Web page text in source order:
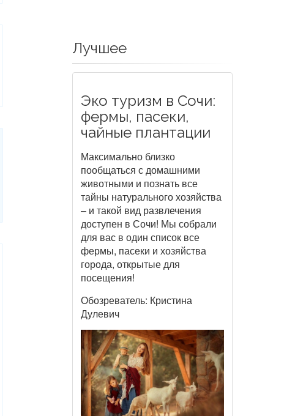
Лучшее
Эко туризм в Сочи:
фермы, пасеки,
чайные плантации
Максимально близко
пообщаться с домашними
животными и познать все
тайны натурального хозяйства
– и такой вид развлечения
доступен в Сочи! Мы собрали
для вас в один список все
фермы, пасеки и хозяйства
города, открытые для
посещения!
Обозреватель: Кристина
Дулевич